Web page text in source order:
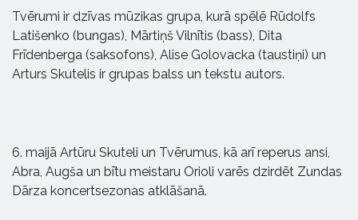
Tvērumi ir dzīvas mūzikas grupa, kurā spēlē Rūdolfs
Latišenko (bungas), Mārtiņš Vilnītis (bass), Dita
Frīdenberga (saksofons), Alise Golovacka (taustiņi) un
Arturs Skutelis ir grupas balss un tekstu autors.
6. maijā Artūru Skuteli un Tvērumus, kā arī reperus ansi,
Abra, Augša un bītu meistaru Orioli varēs dzirdēt Zundas
Dārza koncertsezonas atklāšanā.